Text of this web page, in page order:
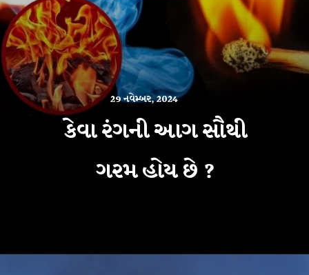
કેવા રંગની આગ સૌથી
ગરમ હોય છે ?
29 નવેમ્બર, 2024